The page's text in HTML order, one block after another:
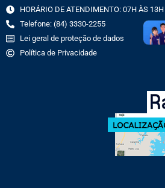
HORÁRIO DE ATENDIMENTO: 07H ÀS 13H
Telefone: (84) 3330-2255
Lei geral de proteção de dados
Política de Privacidade